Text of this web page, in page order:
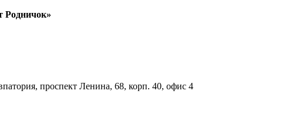
Родничок»
проспект Ленина, 68, корп. 40, офис 4